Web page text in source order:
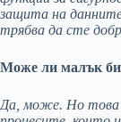
защита на
трябва да сте
Може ли малък
Да, може. Но това